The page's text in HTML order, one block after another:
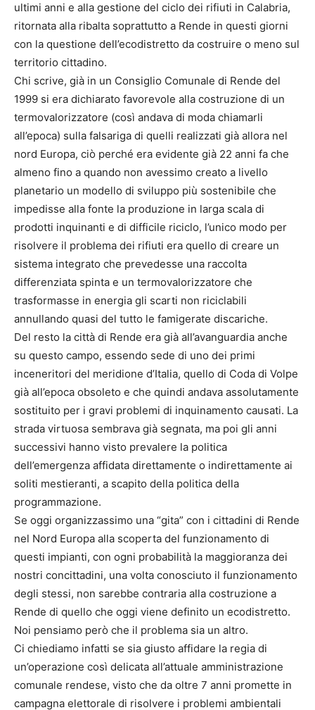
ultimi anni e alla gestione del ciclo dei rifiuti in Calabria,
ritornata alla ribalta soprattutto a Rende in questi giorni
con la questione dell’ecodistretto da costruire o meno sul
territorio cittadino.
Chi scrive, già in un Consiglio Comunale di Rende del
1999 si era dichiarato favorevole alla costruzione di un
termovalorizzatore (così andava di moda chiamarli
all’epoca) sulla falsariga di quelli realizzati già allora nel
nord Europa, ciò perché era evidente già 22 anni fa che
almeno fino a quando non avessimo creato a livello
planetario un modello di sviluppo più sostenibile che
impedisse alla fonte la produzione in larga scala di
prodotti inquinanti e di difficile riciclo, l’unico modo per
risolvere il problema dei rifiuti era quello di creare un
sistema integrato che prevedesse una raccolta
differenziata spinta e un termovalorizzatore che
trasformasse in energia gli scarti non riciclabili
annullando quasi del tutto le famigerate discariche.
Del resto la città di Rende era già all’avanguardia anche
su questo campo, essendo sede di uno dei primi
inceneritori del meridione d’Italia, quello di Coda di Volpe
già all’epoca obsoleto e che quindi andava assolutamente
sostituito per i gravi problemi di inquinamento causati. La
strada virtuosa sembrava già segnata, ma poi gli anni
successivi hanno visto prevalere la politica
dell’emergenza affidata direttamente o indirettamente ai
soliti mestieranti, a scapito della politica della
programmazione.
Se oggi organizzassimo una “gita” con i cittadini di Rende
nel Nord Europa alla scoperta del funzionamento di
questi impianti, con ogni probabilità la maggioranza dei
nostri concittadini, una volta conosciuto il funzionamento
degli stessi, non sarebbe contraria alla costruzione a
Rende di quello che oggi viene definito un ecodistretto.
Noi pensiamo però che il problema sia un altro.
Ci chiediamo infatti se sia giusto affidare la regia di
un’operazione così delicata all’attuale amministrazione
comunale rendese, visto che da oltre 7 anni promette in
campagna elettorale di risolvere i problemi ambientali